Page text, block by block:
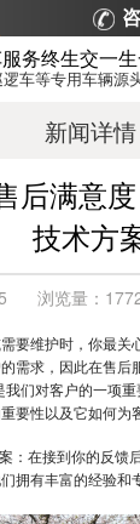
务终生交一
车等专用车辆源
新闻详情
后满意
技术方
浏览量：
要维护时，你最关
需求，因此在售后
我们对客户的一项
要性以及它如何为
：在接到你的反馈
拥有丰富的经验和